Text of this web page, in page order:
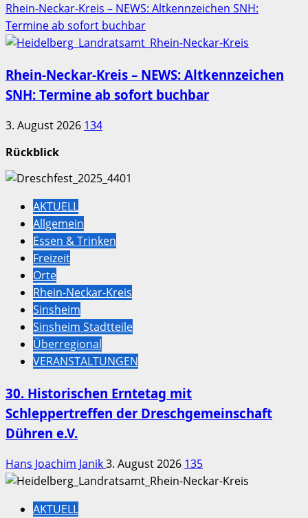
Rhein-Neckar-Kreis – NEWS: Altkennzeichen SNH:
Termine ab sofort buchbar
Rhein-Neckar-Kreis – NEWS: Altkennzeichen
SNH: Termine ab sofort buchbar
3. August 2026 134
Rückblick
AKTUELL
Allgemein
Essen & Trinken
Freizeit
Orte
Rhein-Neckar-Kreis
Sinsheim
Sinsheim Stadtteile
Überregional
VERANSTALTUNGEN
30. Historischen Erntetag mit
Schleppertreffen der Dreschgemeinschaft
Dühren e.V.
Hans Joachim Janik3. August 2026 135
AKTUELL